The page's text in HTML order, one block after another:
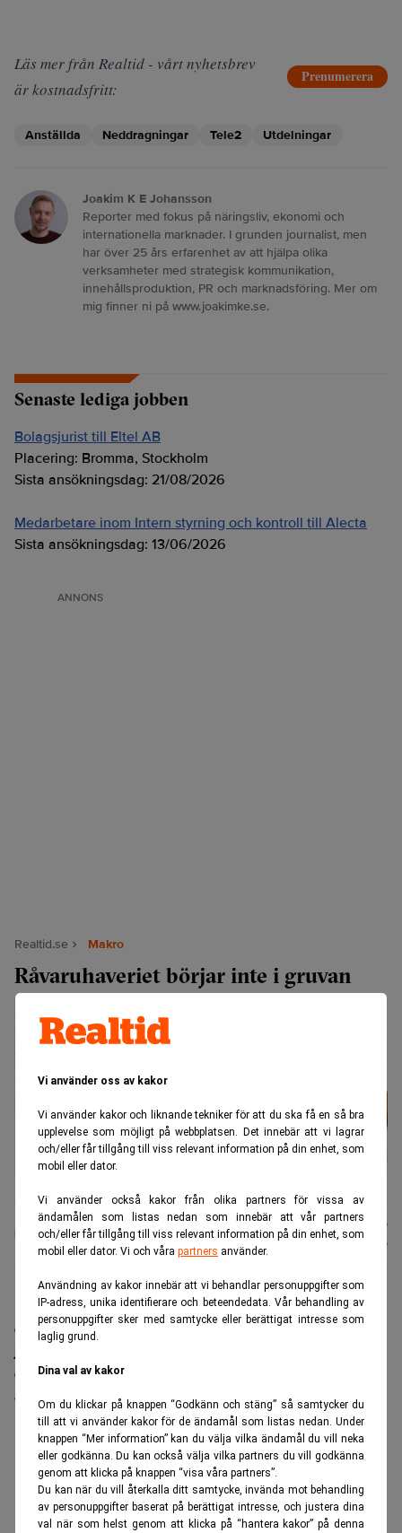
Vi använder oss av kakor
Vi använder kakor och liknande tekniker för att du ska få en så bra
upplevelse som möjligt på webbplatsen. Det innebär att vi lagrar
och/eller får tillgång till viss relevant information på din enhet, som
mobil eller dator.
Vi använder också kakor från olika partners för vissa av
ändamålen som listas nedan som innebär att vår partners
och/eller får tillgång till viss relevant information på din enhet, som
mobil eller dator. Vi och våra partners använder.
Användning av kakor innebär att vi behandlar personuppgifter som
IP-adress, unika identifierare och beteendedata. Vår behandling av
personuppgifter sker med samtycke eller berättigat intresse som
laglig grund.
Dina val av kakor
Om du klickar på knappen “Godkänn och stäng” så samtycker du
till att vi använder kakor för de ändamål som listas nedan. Under
knappen “Mer information” kan du välja vilka ändamål du vill neka
eller godkänna. Du kan också välja vilka partners du vill godkänna
genom att klicka på knappen “visa våra partners”.
Du kan när du vill återkalla ditt samtycke, invända mot behandling
av personuppgifter baserat på berättigat intresse, och justera dina
val när som helst genom att klicka på “hantera kakor” på denna
Läs mer från Realtid - vårt nyhetsbrev
är kostnadsfritt:
Prenumerera
Anställda Neddragningar Tele2 Utdelningar
Joakim K E Johansson
Reporter med fokus på näringsliv, ekonomi och
internationella marknader. I grunden journalist, men
har över 25 års erfarenhet av att hjälpa olika
verksamheter med strategisk kommunikation,
innehållsproduktion, PR och marknadsföring. Mer om
mig finner ni på www.joakimke.se.
Senaste lediga jobben
Bolagsjurist till Eltel AB
Placering: Bromma, Stockholm
Sista ansökningsdag: 21/08/2026
Medarbetare inom Intern styrning och kontroll till Alecta
Sista ansökningsdag: 13/06/2026
ANNONS
Realtid.se Makro
Råvaruhaveriet börjar inte i gruvan
Karin
Andersen
Publicerad:07 aug. 2026
Uppdaterad:07 aug. 2026
I takt med att världen elektrifieras växer oron för att
det ska bli brist på koppar, grafit och sällsynta
gruvindustrin uppstår efter att malmen brutits, menar
analysföretaget GEM Mining Consulting.
ANNONS